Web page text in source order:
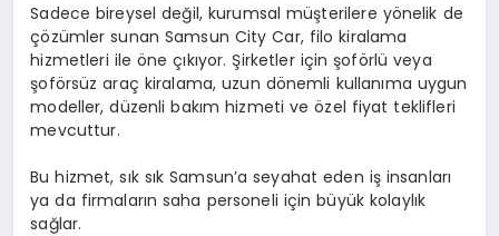
Sadece bireysel değil, kurumsal müşterilere yönelik de
çözümler sunan Samsun City Car, filo kiralama
hizmetleri ile öne çıkıyor. Şirketler için şoförlü veya
şoförsüz araç kiralama, uzun dönemli kullanıma uygun
modeller, düzenli bakım hizmeti ve özel fiyat teklifleri
mevcuttur.
Bu hizmet, sık sık Samsun’a seyahat eden iş insanları
ya da firmaların saha personeli için büyük kolaylık
sağlar.